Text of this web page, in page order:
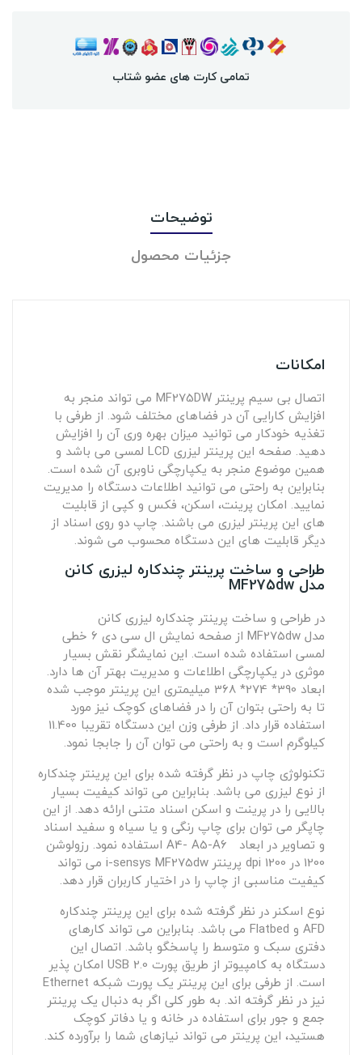
تمامی کارت های عضو شتاب
توضیحات
جزئیات محصول
امکانات
اتصال بی سیم پرینتر MF275DW می تواند منجر به
افزایش کارایی آن در فضاهای مختلف شود. از طرفی با
تغذیه خودکار می توانید میزان بهره وری آن را افزایش
دهید. صفحه این پرینتر لیزری LCD لمسی می باشد و
همین موضوع منجر به یکپارچگی ناوبری آن شده است.
بنابراین به راحتی می توانید اطلاعات دستگاه را مدیریت
نمایید. امکان پرینت، اسکن، فکس و کپی از قابلیت
های این پرینتر لیزری می باشند. چاپ دو روی اسناد از
دیگر قابلیت های این دستگاه محسوب می شوند.
طراحی و ساخت پرینتر چندکاره لیزری کانن
مدل MF275dw
در طراحی و ساخت پرینتر چندکاره لیزری کانن
مدل MF275dw از صفحه نمایش ال سی دی 6 خطی
لمسی استفاده شده است. این نمایشگر نقش بسیار
موثری در یکپارچگی اطلاعات و مدیریت بهتر آن ها دارد.
ابعاد 390* 274* 368 میلیمتری این پرینتر موجب شده
تا به راحتی بتوان آن را در فضاهای کوچک نیز مورد
استفاده قرار داد. از طرفی وزن این دستگاه تقریبا 11.400
کیلوگرم است و به راحتی می توان آن را جابجا نمود.
تکنولوژی چاپ در نظر گرفته شده برای این پرینتر چندکاره
از نوع لیزری می باشد. بنابراین می تواند کیفیت بسیار
بالایی را در پرینت و اسکن اسناد متنی ارائه دهد. از این
چاپگر می توان برای چاپ رنگی و یا سیاه و سفید اسناد
و تصاویر در ابعاد A4- A5-A6 استفاده نمود. رزولوشن
1200 در 1200 dpi پرینتر i-sensys MF275dw می تواند
کیفیت مناسبی از چاپ را در اختیار کاربران قرار دهد.
نوع اسکنر در نظر گرفته شده برای این پرینتر چندکاره
AFD و Flatbed می باشد. بنابراین می تواند کارهای
دفتری سبک و متوسط را پاسخگو باشد. اتصال این
دستگاه به کامپیوتر از طریق پورت USB 2.0 امکان پذیر
است. از طرفی برای این پرینتر یک پورت شبکه Ethernet
نیز در نظر گرفته اند. به طور کلی اگر به دنبال یک پرینتر
جمع و جور برای استفاده در خانه و یا دفاتر کوچک
هستید، این پرینتر می تواند نیازهای شما را برآورده کند.